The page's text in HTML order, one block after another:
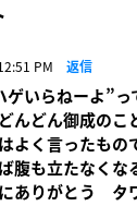
PM 返信
ゲいらねーよ”
んどん御成のこ
よく言ったもの
腹も立たなくな
ありがとう タ